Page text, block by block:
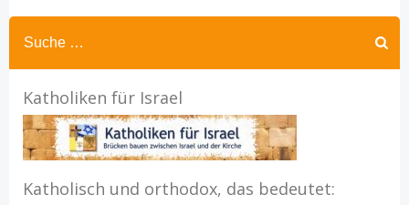
Katholiken für Israel
Katholisch und orthodox, das bedeutet: